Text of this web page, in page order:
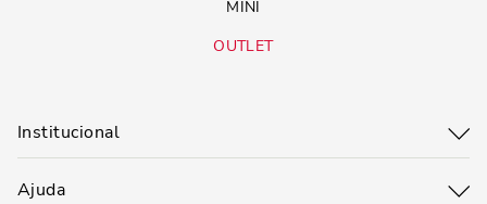
MINI
OUTLET
Institucional
Ajuda